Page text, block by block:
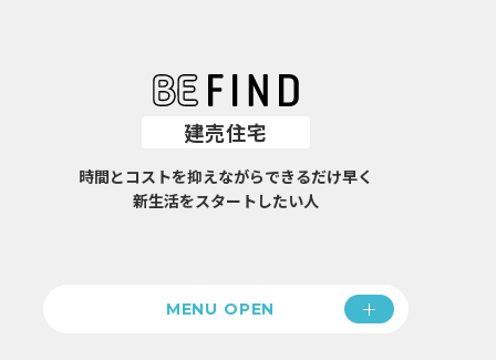
建売住宅
時間とコストを抑えながらできるだけ早く
新生活をスタートしたい人
MENU OPEN